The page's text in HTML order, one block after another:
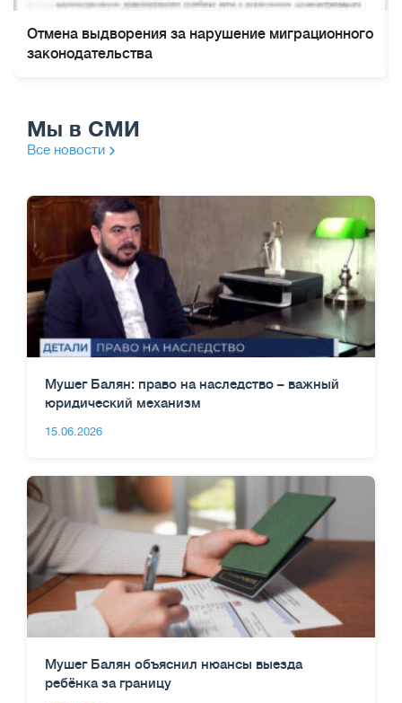
Отмена выдворения за нарушение миграционного
законодательства
Мы в СМИ
Все новости
Мушег Балян: право на наследство – важный
юридический механизм
15.06.2026
Мушег Балян объяснил нюансы выезда
ребёнка за границу